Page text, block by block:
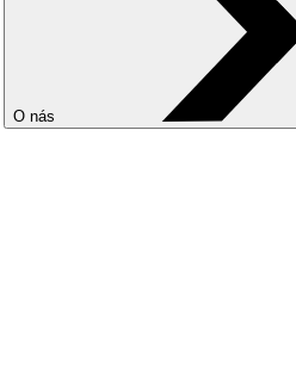
O nás